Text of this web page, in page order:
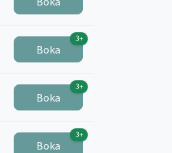
Boka
3+
Boka
3+
Boka
3+